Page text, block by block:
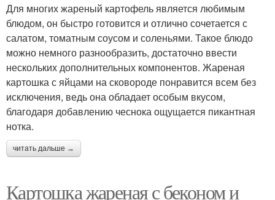
Для многих жареный картофель является любимым
блюдом, он быстро готовится и отлично сочетается с
салатом, томатным соусом и соленьями. Такое блюдо
можно немного разнообразить, достаточно ввести
нескольких дополнительных компонентов. Жареная
картошка с яйцами на сковороде понравится всем без
исключения, ведь она обладает особым вкусом,
благодаря добавлению чеснока ощущается пикантная
нотка.
читать дальше →
Картошка жареная с беконом и